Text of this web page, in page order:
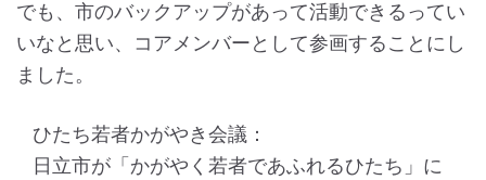
でも、市のバックアップがあって活動できるってい
いなと思い、コアメンバーとして参画することにし
ました。
ひたち若者かがやき会議：
日立市が「かがやく若者であふれるひたち」に